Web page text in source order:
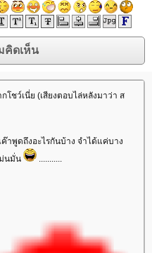
โชว์เนี่ย (เสียงตอบไล่หลังมาว่า ส
ค๊าพูดถึงอะไรกันบ้าง จำได้แค่บาง
นมั่น
...........